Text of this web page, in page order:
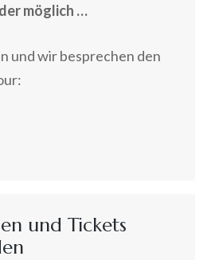
möglich …
und wir besprechen den
und Tickets